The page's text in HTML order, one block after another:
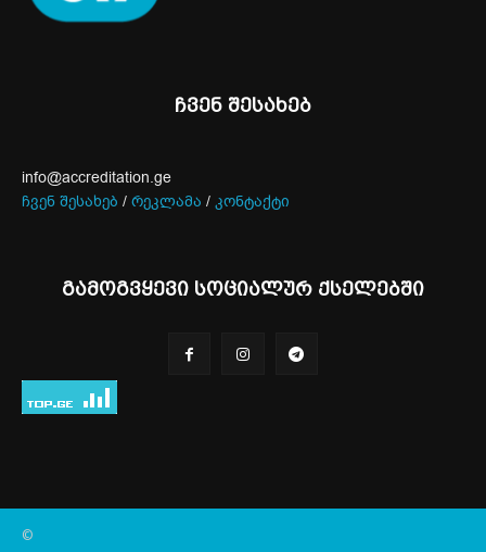
ჩვენ შესახებ
info@accreditation.ge
ჩვენ შესახებ / რეკლამა / კონტაქტი
გამოგვყევი სოციალურ ქსელებში
©